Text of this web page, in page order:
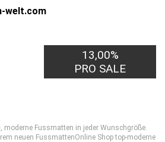
welt.com
13,00%
PRO SALE
moderne Fussmatten in jeder Wunschgröße.
neuen FussmattenOnline Shop top-moderne